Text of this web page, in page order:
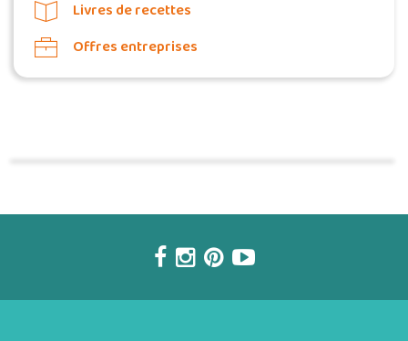
Livres de recettes
Offres entreprises